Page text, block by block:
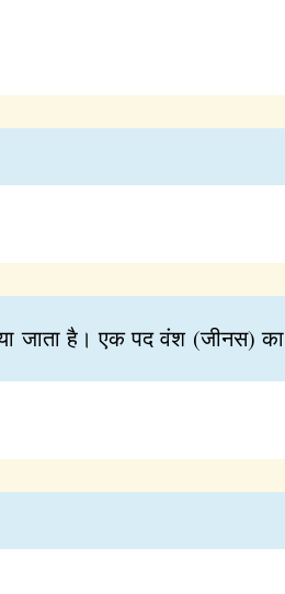
जाता है। एक पद वंश (जीनस) का